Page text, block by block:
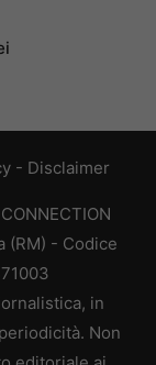
- Disclaimer
(RM) - Codice
in
Non